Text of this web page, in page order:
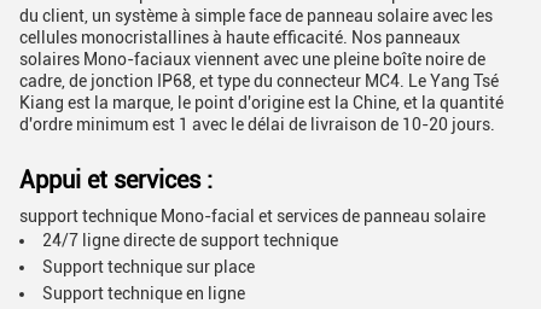
du client, un système à simple face de panneau solaire avec les
cellules monocristallines à haute efficacité. Nos panneaux
solaires Mono-faciaux viennent avec une pleine boîte noire de
cadre, de jonction IP68, et type du connecteur MC4. Le Yang Tsé
Kiang est la marque, le point d'origine est la Chine, et la quantité
d'ordre minimum est 1 avec le délai de livraison de 10-20 jours.
Appui et services :
support technique Mono-facial et services de panneau solaire
24/7 ligne directe de support technique
Support technique sur place
Support technique en ligne